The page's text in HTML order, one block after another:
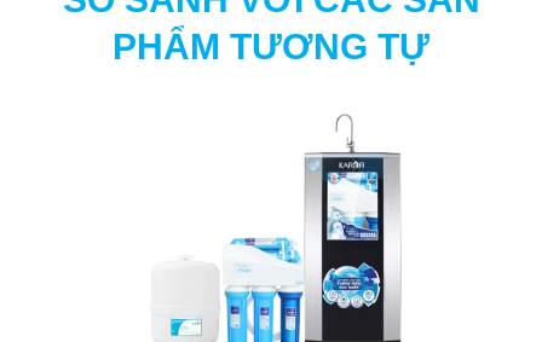
PHẨM TƯƠNG TỰ